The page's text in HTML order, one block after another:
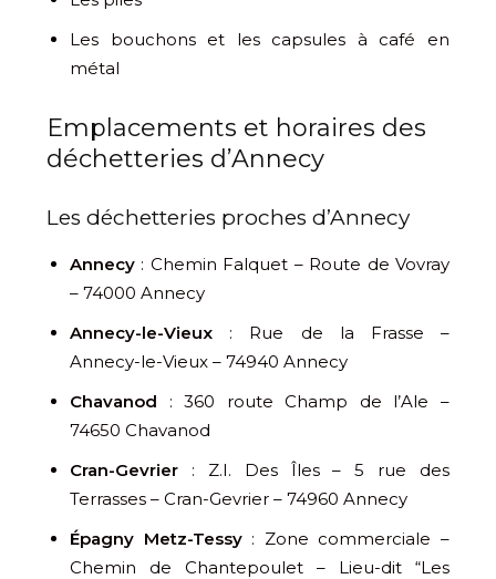
Les bouchons et les capsules à café en
métal
Emplacements et horaires des
déchetteries d’Annecy
Les déchetteries proches d’Annecy
Annecy : Chemin Falquet – Route de Vovray
– 74000 Annecy
Annecy-le-Vieux : Rue de la Frasse –
Annecy-le-Vieux – 74940 Annecy
Chavanod : 360 route Champ de l’Ale –
74650 Chavanod
Cran-Gevrier : Z.I. Des Îles – 5 rue des
Terrasses – Cran-Gevrier – 74960 Annecy
Épagny Metz-Tessy: Zone commerciale –
Chemin de Chantepoulet – Lieu-dit “Les